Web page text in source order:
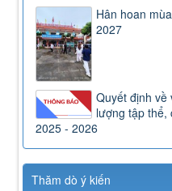
Hân hoan
2027
Quyết định về
lượng tập thể,
2025 - 2026
Thăm dò ý kiến